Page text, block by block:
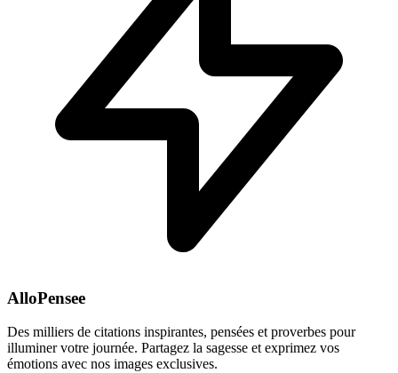
AlloPensee
Des milliers de citations inspirantes, pensées et proverbes pour
illuminer votre journée. Partagez la sagesse et exprimez vos
émotions avec nos images exclusives.